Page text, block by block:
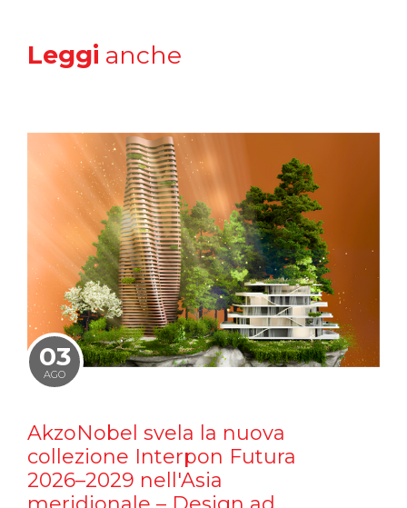
Leggi anche
03
AGO
AkzoNobel svela la nuova
collezione Interpon Futura
2026–2029 nell'Asia